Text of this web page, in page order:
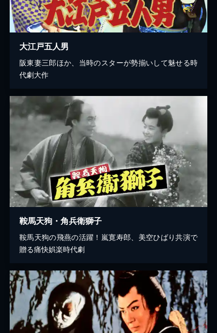
大江戸五人男
阪東妻三郎ほか、当時のスターが勢揃いして魅せる時
代劇大作
鞍馬天狗・角兵衛獅子
鞍馬天狗の飛燕の活躍！嵐寛寿郎、美空ひばり共演で
贈る痛快娯楽時代劇